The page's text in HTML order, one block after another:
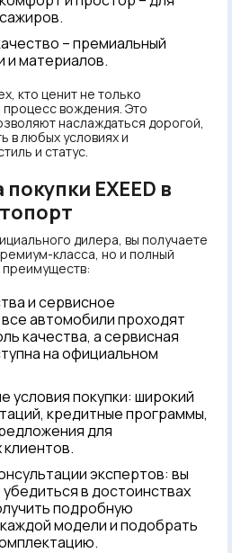
– премиальный
и материалов.
кто ценит не только
вождения. Это
наслаждаться дорогой,
в любых условиях и
и статус.
EXEED в
дилера, вы получаете
класса, но и полный
преимуществ:
и сервисное
автомобили проходят
качества, а сервисная
на официальном
условия покупки: широкий
кредитные программы,
для
экспертов: вы
в достоинствах
подробную
модели и подобрать